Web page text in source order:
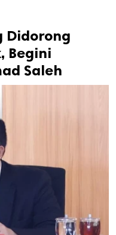
Didorong
Begini
Saleh